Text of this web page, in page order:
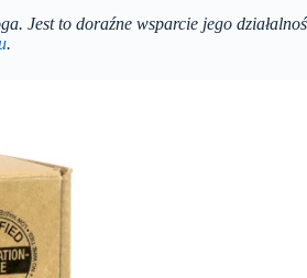
Jest to doraźne wsparcie jego
.